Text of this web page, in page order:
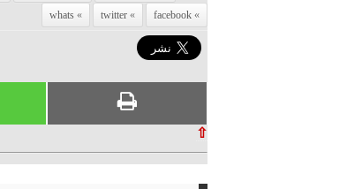
facebook
twitter
whats
⇧